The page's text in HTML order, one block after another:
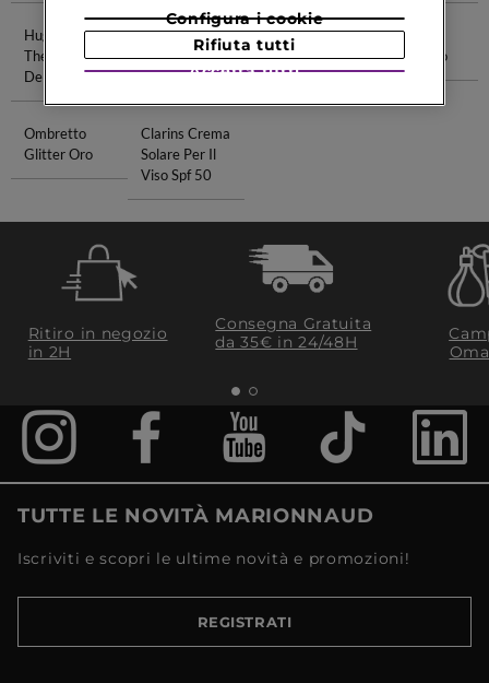
Hugo Boss
The Scent Eau
De Parfum
Profumi
Eleganti Per
Uomo
Homme Eau
De Toilette
Vitamina A
Crema Viso
Ombretto
Glitter Oro
Clarins Crema
Solare Per Il
Viso Spf 50
Ritiro in negozio
in 2H
Consegna Gratuita
da 35€​ in 24/48H
TUTTE LE NOVITÀ MARIONNAUD
Iscriviti e scopri le ultime novità e promozioni!
REGISTRATI
Configura i cookie
Rifiuta tutti
Accetta tutti